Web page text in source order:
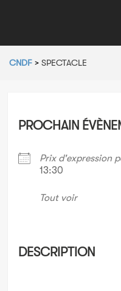
CNDF > SPECTACLE
PROCHAIN
Prix d'expression
13:30
Tout voir
DESCRIPTION